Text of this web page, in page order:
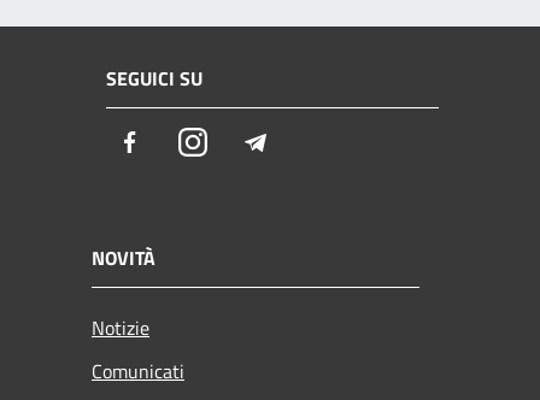
SEGUICI SU
FacebookInstagram
NOVITÀ
Notizie
Comunicati